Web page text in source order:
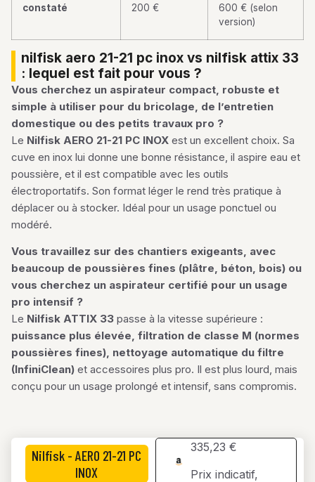
constaté
200 €
600 € (selon
version)
nilfisk aero 21-21 pc inox vs nilfisk attix 33
: lequel est fait pour vous ?
Vous cherchez un aspirateur compact, robuste et
simple à utiliser pour du bricolage, de l’entretien
domestique ou des petits travaux pro ?
Le Nilfisk AERO 21-21 PC INOX est un excellent choix. Sa
cuve en inox lui donne une bonne résistance, il aspire eau et
poussière, et il est compatible avec les outils
électroportatifs. Son format léger le rend très pratique à
déplacer ou à stocker. Idéal pour un usage ponctuel ou
modéré.
Vous travaillez sur des chantiers exigeants, avec
beaucoup de poussières fines (plâtre, béton, bois) ou
vous cherchez un aspirateur certifié pour un usage
pro intensif ?
Le Nilfisk ATTIX 33 passe à la vitesse supérieure :
puissance plus élevée, filtration de classe M (normes
poussières fines), nettoyage automatique du filtre
(InfiniClean) et accessoires plus pro. Il est plus lourd, mais
conçu pour un usage prolongé et intensif, sans compromis.
Nilfisk - AERO 21-21 PC
INOX
335,23 €
Prix indicatif,